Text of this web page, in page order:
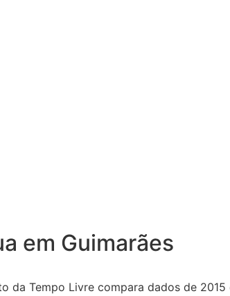
em Guimarães
da Tempo Livre compara dados de 2015